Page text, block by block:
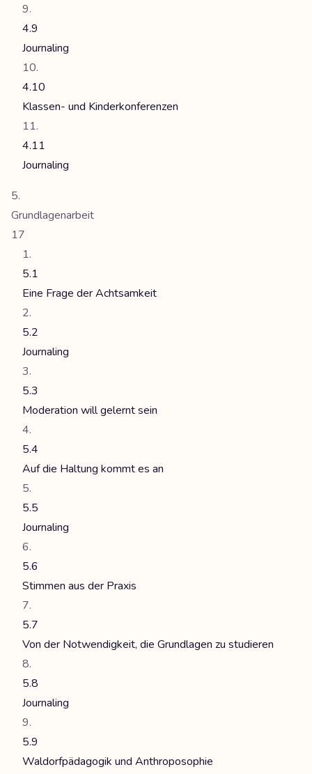
4.9
Journaling
4.10
Klassen- und Kinderkonferenzen
4.11
Journaling
Grundlagenarbeit
17
5.1
Eine Frage der Achtsamkeit
5.2
Journaling
5.3
Moderation will gelernt sein
5.4
Auf die Haltung kommt es an
5.5
Journaling
5.6
Stimmen aus der Praxis
5.7
Von der Notwendigkeit, die Grundlagen zu studieren
5.8
Journaling
5.9
Waldorfpädagogik und Anthroposophie